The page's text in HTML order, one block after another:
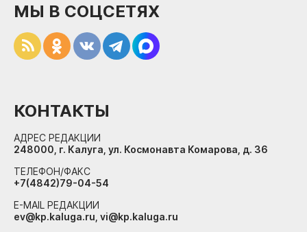
МЫ В СОЦСЕТЯХ
КОНТАКТЫ
АДРЕС РЕДАКЦИИ
248000, г. Калуга, ул. Космонавта Комарова, д. 36
ТЕЛЕФОН/ФАКС
+7(4842)79-04-54
E-MAIL РЕДАКЦИИ
ev@kp.kaluga.ru, vi@kp.kaluga.ru